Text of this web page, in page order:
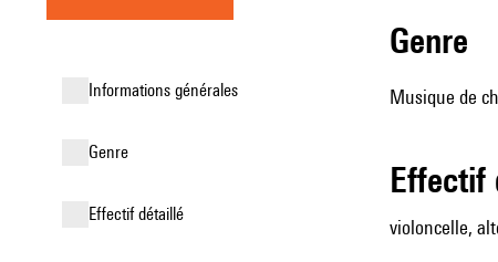
informations générales
genre
effectif détaillé
genre
Musique de
violoncelle,